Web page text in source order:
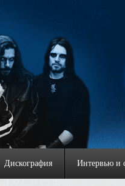
Дискография Интервью и